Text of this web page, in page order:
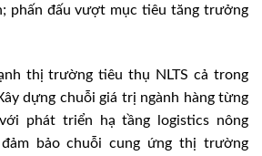
phấn đấu vượt mục tiêu tăng trưởng
thị trường tiêu thụ NLTS cả trong
dựng chuỗi giá trị ngành hàng từng
phát triển hạ tầng logistics nông
bảo chuỗi cung ứng thị trường